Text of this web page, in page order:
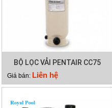
BỘ LỌC VẢI PENTAIR CC75
Giá bán: Liên hệ